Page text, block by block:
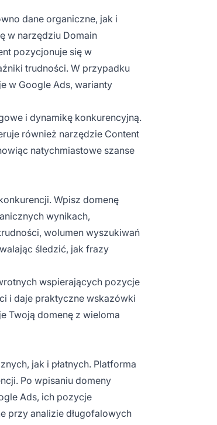
dane organiczne, jak i
w narzędziu Domain
pozycjonuje się w
trudności. W przypadku
w Google Ads, warianty
i dynamikę konkurencyjną.
również narzędzie Content
natychmiastowe szanse
Wpisz domenę
wynikach,
wolumen wyszukiwań
śledzić, jak frazy
wspierających pozycje
i daje praktyczne wskazówki
Twoją domenę z wieloma
jak i płatnych. Platforma
Po wpisaniu domeny
Ads, ich pozycje
przy analizie długofalowych